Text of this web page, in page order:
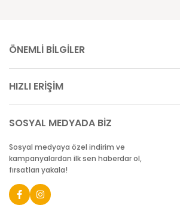
ÖNEMLİ BİLGİLER
HIZLI ERİŞİM
SOSYAL MEDYADA BİZ
Sosyal medyaya özel indirim ve
kampanyalardan ilk sen haberdar ol,
fırsatları yakala!